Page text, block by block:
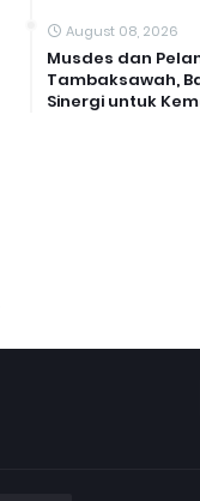
August 08, 2026
Musdes dan
Tambaksawah,
Sinergi untuk